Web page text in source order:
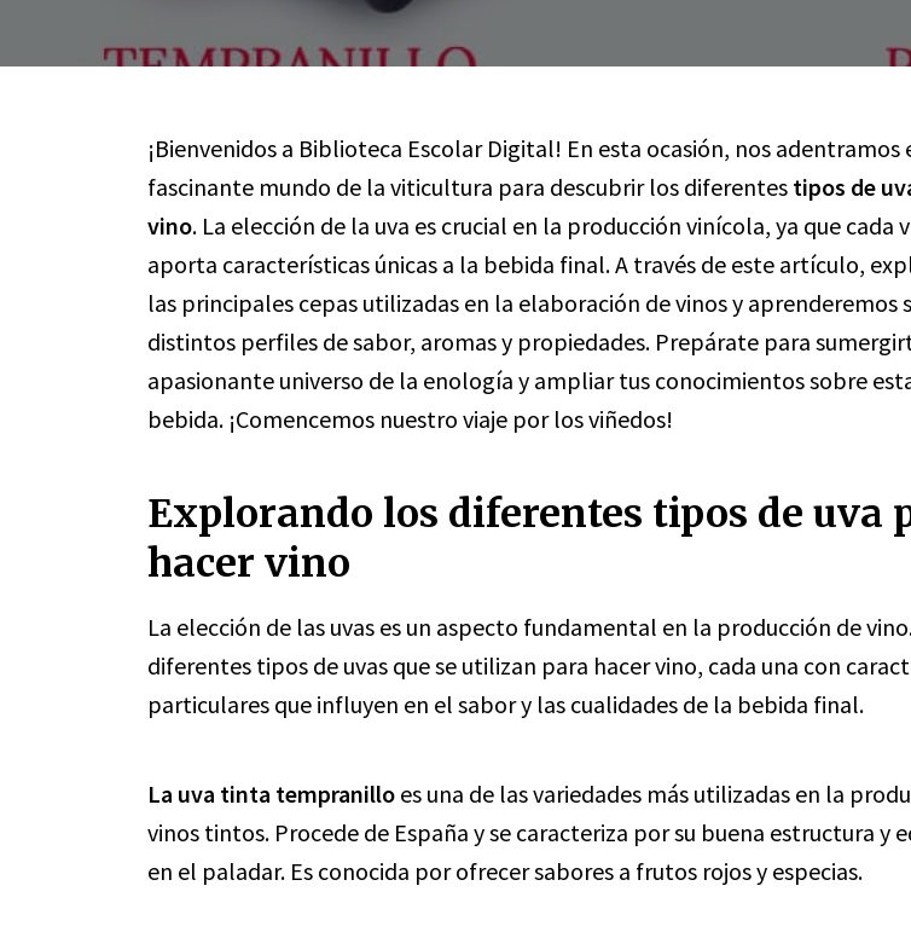
¡Bienvenidos a Biblioteca Escolar Digital! En esta ocasión, nos adentramos
fascinante mundo de la viticultura para descubrir los diferentes tipos de
vino. La elección de la uva es crucial en la producción vinícola, ya que cada
aporta características únicas a la bebida final. A través de este artículo,
las principales cepas utilizadas en la elaboración de vinos y aprenderemos
distintos perfiles de sabor, aromas y propiedades. Prepárate para
apasionante universo de la enología y ampliar tus conocimientos sobre
bebida. ¡Comencemos nuestro viaje por los viñedos!
Explorando los diferentes tipos de uva
hacer vino
La elección de las uvas es un aspecto fundamental en la producción de
diferentes tipos de uvas que se utilizan para hacer vino, cada una con
particulares que influyen en el sabor y las cualidades de la bebida final.
La uva tinta tempranillo es una de las variedades más utilizadas en la
vinos tintos. Procede de España y se caracteriza por su buena estructura y
en el paladar. Es conocida por ofrecer sabores a frutos rojos y especias.